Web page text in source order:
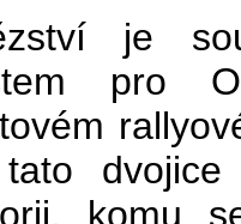
je
pro
komu